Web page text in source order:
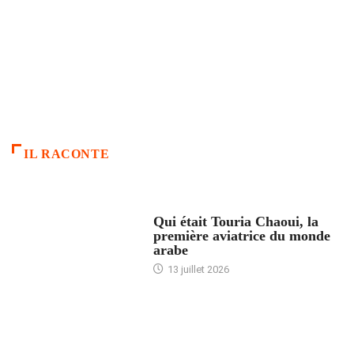
IL RACONTE
Qui était Touria Chaoui, la
première aviatrice du monde
arabe
13 juillet 2026